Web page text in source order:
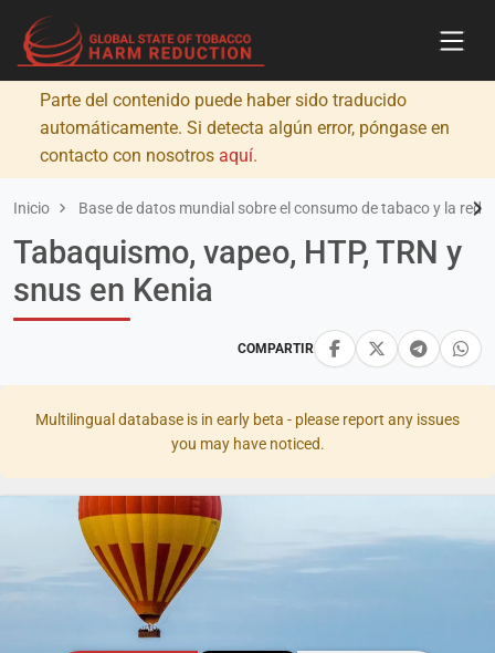
Parte del contenido puede haber sido traducido
automáticamente. Si detecta algún error, póngase en
contacto con nosotros aquí.
Inicio Base de datos mundial sobre el consumo de tabaco y la
COMPARTIR
Tabaquismo, vapeo, HTP, TRN y
snus en Kenia
Multilingual database is in early beta - please report any issues
you may have noticed.